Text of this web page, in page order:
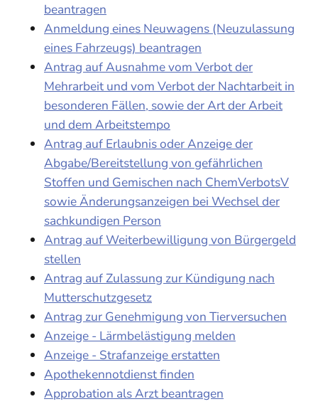
beantragen
Anmeldung eines Neuwagens (Neuzulassung
eines Fahrzeugs) beantragen
Antrag auf Ausnahme vom Verbot der
Mehrarbeit und vom Verbot der Nachtarbeit in
besonderen Fällen, sowie der Art der Arbeit
und dem Arbeitstempo
Antrag auf Erlaubnis oder Anzeige der
Abgabe/Bereitstellung von gefährlichen
Stoffen und Gemischen nach ChemVerbotsV
sowie Änderungsanzeigen bei Wechsel der
sachkundigen Person
Antrag auf Weiterbewilligung von Bürgergeld
stellen
Antrag auf Zulassung zur Kündigung nach
Mutterschutzgesetz
Antrag zur Genehmigung von Tierversuchen
Anzeige - Lärmbelästigung melden
Anzeige - Strafanzeige erstatten
Apothekennotdienst finden
Approbation als Arzt beantragen